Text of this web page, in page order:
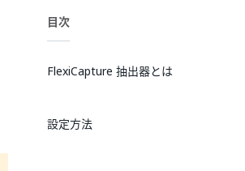
目次
FlexiCapture 抽出器とは
設定方法